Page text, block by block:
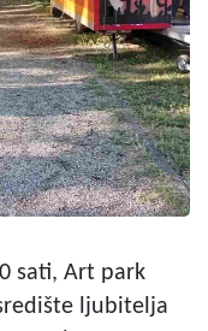
sati, Art park
ljubitelja